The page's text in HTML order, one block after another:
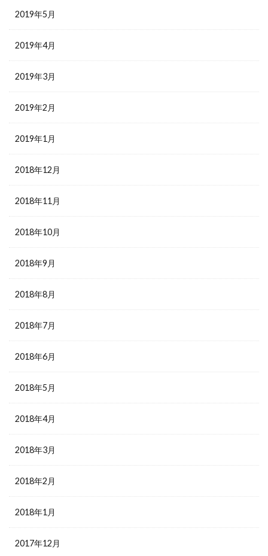
2019年5月
2019年4月
2019年3月
2019年2月
2019年1月
2018年12月
2018年11月
2018年10月
2018年9月
2018年8月
2018年7月
2018年6月
2018年5月
2018年4月
2018年3月
2018年2月
2018年1月
2017年12月